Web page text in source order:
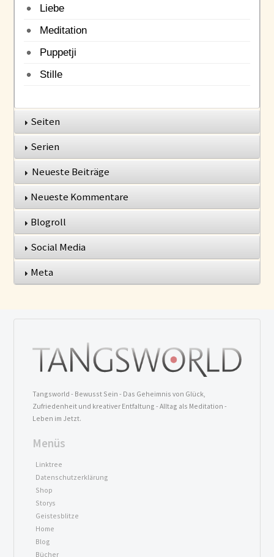
Liebe
Meditation
Puppetji
Stille
Seiten
Serien
Neueste Beiträge
Neueste Kommentare
Blogroll
Social Media
Meta
Tangsworld - Bewusst Sein - Das Geheimnis von Glück,
Zufriedenheit und kreativer Entfaltung - Alltag als Meditation -
Leben im Jetzt.
Menüs
Linktree
Datenschutzerklärung
Shop
Storys
Geistesblitze
Home
Blog
Bücher